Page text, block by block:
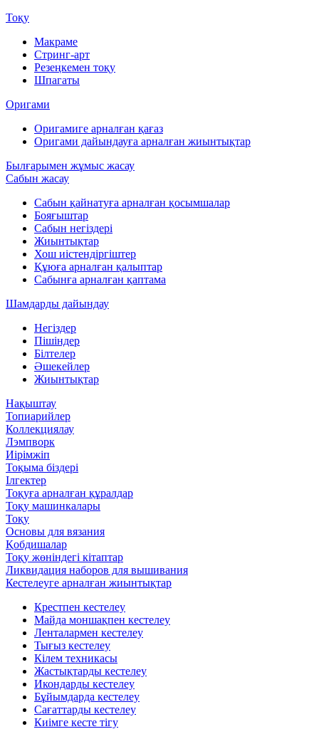
Тоқу
Макраме
Стринг-арт
Резеңкемен тоқу
Шпагаты
Оригами
Оригамиге арналған қағаз
Оригами дайындауға арналған жиынтықтар
Былғарымен жұмыс жасау
Сабын жасау
Сабын қайнатуға арналған қосымшалар
Бояғыштар
Сабын негіздері
Жиынтықтар
Хош иістендіргіштер
Құюға арналған қалыптар
Сабынға арналған қаптама
Шамдарды дайындау
Негіздер
Пішіндер
Білтелер
Әшекейлер
Жиынтықтар
Нақыштау
Топиарийлер
Коллекциялау
Лэмпворк
Иірімжіп
Тоқыма біздері
Ілгектер
Тоқуға арналған құралдар
Тоқу машинкалары
Тоқу
Основы для вязания
Қобдишалар
Тоқу жөніндегі кітаптар
Ликвидация наборов для вышивания
Кестелеуге арналған жиынтықтар
Крестпен кестелеу
Майда моншақпен кестелеу
Ленталармен кестелеу
Тығыз кестелеу
Кілем техникасы
Жастықтарды кестелеу
Икондарды кестелеу
Бұйымдарда кестелеу
Сағаттарды кестелеу
Киімге кесте тігу